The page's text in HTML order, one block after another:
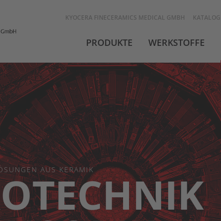
KYOCERA FINECERAMICS MEDICAL GMBH KATALOG
PRODUKTE WERKSTOFFE
AUS KERAMIK